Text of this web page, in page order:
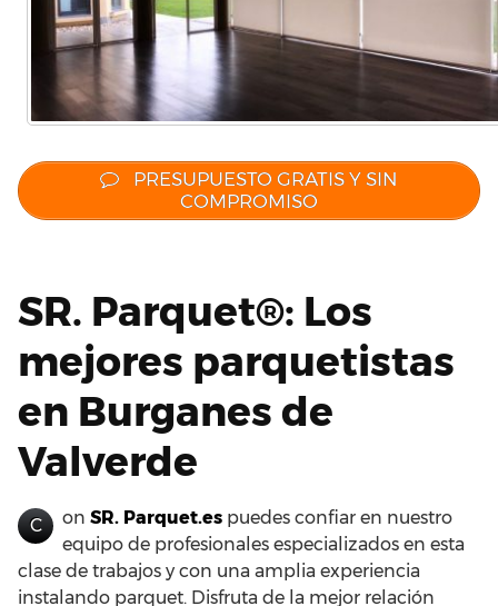
PRESUPUESTO GRATIS Y SIN
COMPROMISO
SR. Parquet®: Los
mejores parquetistas
en Burganes de
Valverde
C on SR. Parquet.es puedes confiar en nuestro
equipo de profesionales especializados en esta
clase de trabajos y con una amplia experiencia
instalando parquet. Disfruta de la mejor relación